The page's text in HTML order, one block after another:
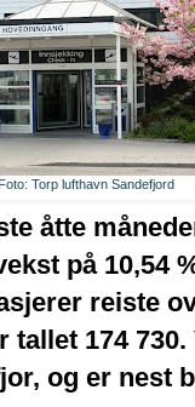
Foto: Torp lufthavn Sandefjord
åtte
på 10,54
reiste
tallet 174
og er nest